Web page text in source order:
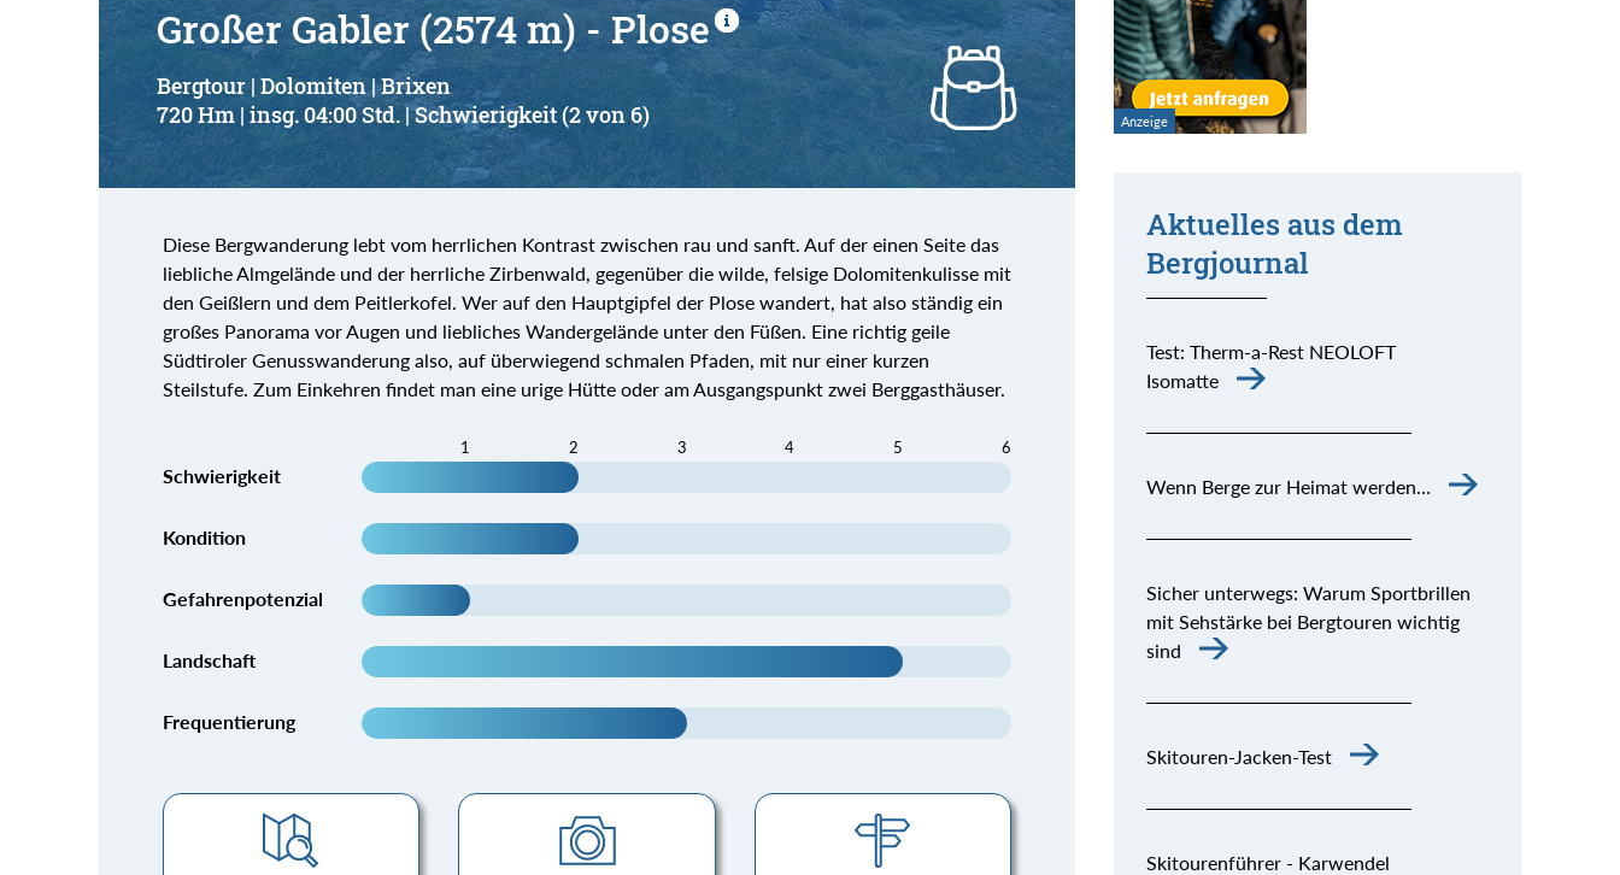
Großer Gabler (2574 m) - Plose
Bergtour | Dolomiten | Brixen
720 Hm | insg. 04:00 Std. | Schwierigkeit (2 von 6)
Diese Bergwanderung lebt vom herrlichen Kontrast zwischen rau und sanft. Auf der einen Seite das
liebliche Almgelände und der herrliche Zirbenwald, gegenüber die wilde, felsige Dolomitenkulisse mit
den Geißlern und dem Peitlerkofel. Wer auf den Hauptgipfel der Plose wandert, hat also ständig ein
großes Panorama vor Augen und liebliches Wandergelände unter den Füßen. Eine richtig geile
Südtiroler Genusswanderung also, auf überwiegend schmalen Pfaden, mit nur einer kurzen
Steilstufe. Zum Einkehren findet man eine urige Hütte oder am Ausgangspunkt zwei Berggasthäuser.
1 2 3 4 5 6
Schwierigkeit
Kondition
Gefahrenpotenzial
Landschaft
Frequentierung
Aktuelles aus dem
Bergjournal
Test: Therm-a-Rest NEOLOFT
Isomatte
Wenn Berge zur Heimat werden…
Sicher unterwegs: Warum Sportbrillen
mit Sehstärke bei Bergtouren wichtig
sind
Skitouren-Jacken-Test
Skitourenführer - Karwendel